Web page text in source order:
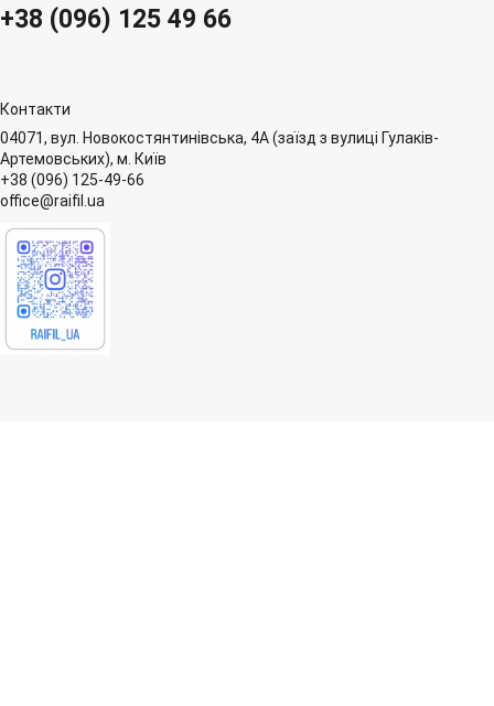
+38 (096) 125 49 66
Контакти
04071, вул. Новокостянтинівська, 4А (заїзд з вулиці Гулаків-
Артемовських), м. Київ
+38 (096) 125-49-66
office@raifil.ua